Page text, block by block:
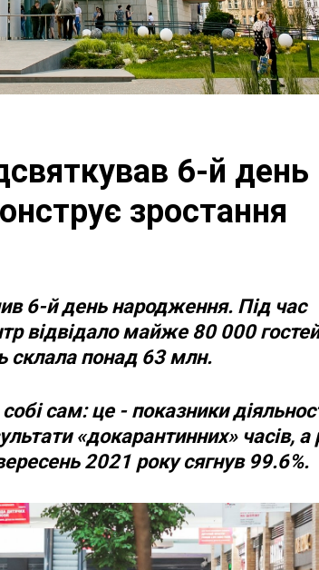
6-й день
зростання
6-й день народження. Під час
відвідаломайже 80 000
склала понад 63 млн.
сам: це - показники
«докарантинних» часів, а
2021 року сягнув 99.6%.